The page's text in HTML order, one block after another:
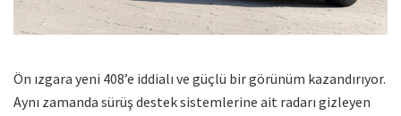
Ön ızgara yeni 408’e iddialı ve güçlü bir görünüm kazandırıyor.
Aynı zamanda sürüş destek sistemlerine ait radarı gizleyen